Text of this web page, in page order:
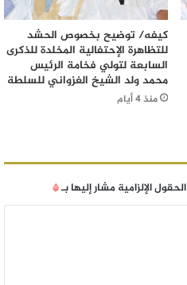
كيفه/ توضيح بخصوص الحشد
للتظاهرة الإحتفالية المخلدة للذكرى
السابعة لتولي فخامة الرئيس
محمد ولد الشيخ الغزواني للسلطة
منذ 4 أيام
الحقول الإلزامية مشار إليها بـ*